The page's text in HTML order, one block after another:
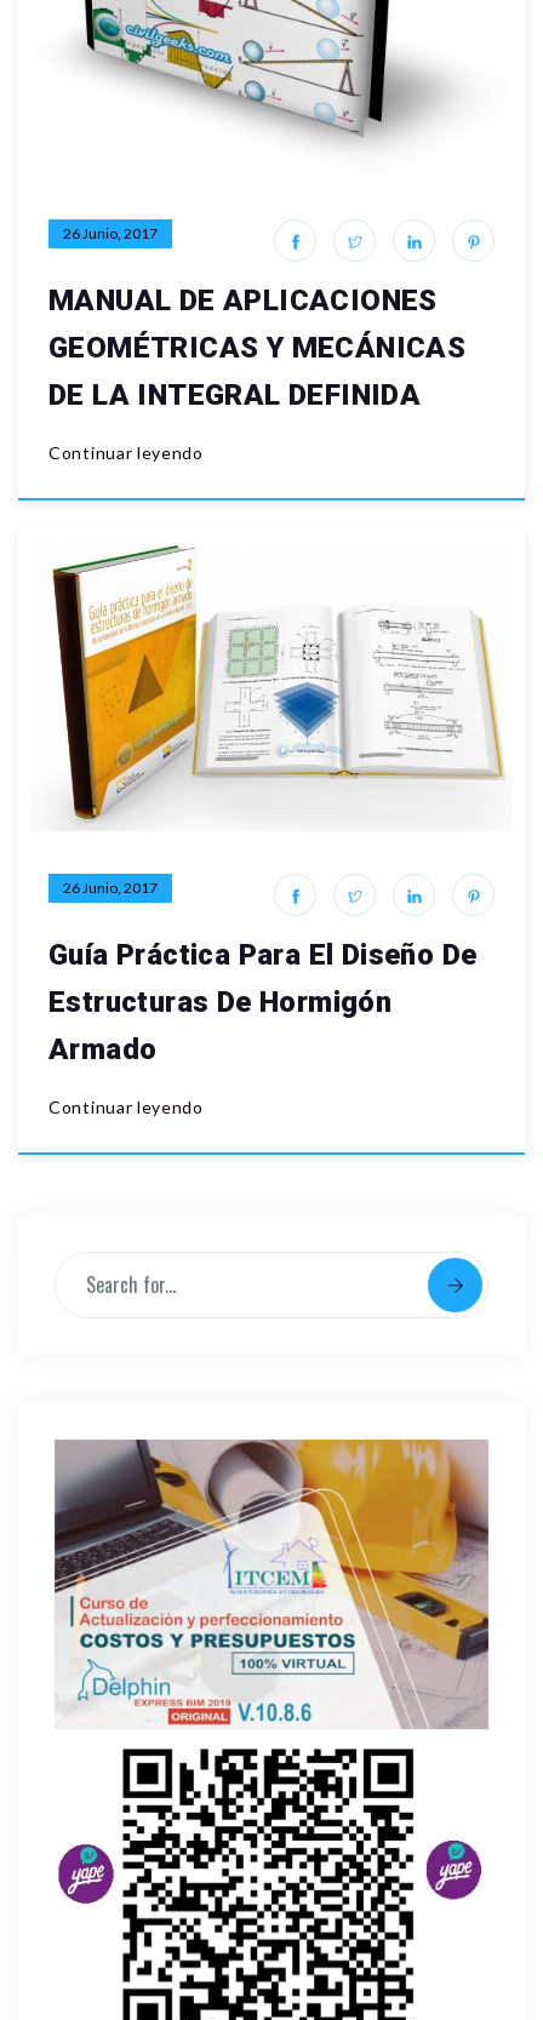
26 Junio, 2017
MANUAL DE APLICACIONES
GEOMÉTRICAS Y MECÁNICAS
DE LA INTEGRAL DEFINIDA
Continuar leyendo
26 Junio, 2017
Guía Práctica Para El Diseño De
Estructuras De Hormigón
Armado
Continuar leyendo